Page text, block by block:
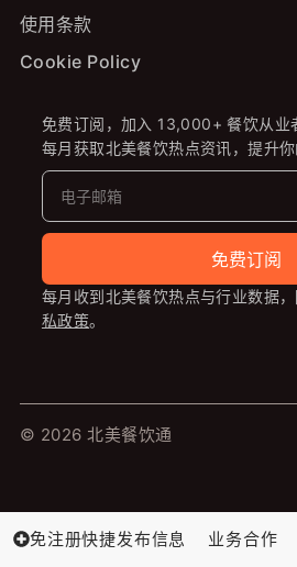
使用条款
Cookie Policy
免费订阅，加入 13,000+ 餐饮从业
每月获取北美餐饮热点资讯，提升
免费订阅
每月收到北美餐饮热点与行业数据
私政策。
© 2026 北美餐饮通
免注册快捷发布信息 业务合作